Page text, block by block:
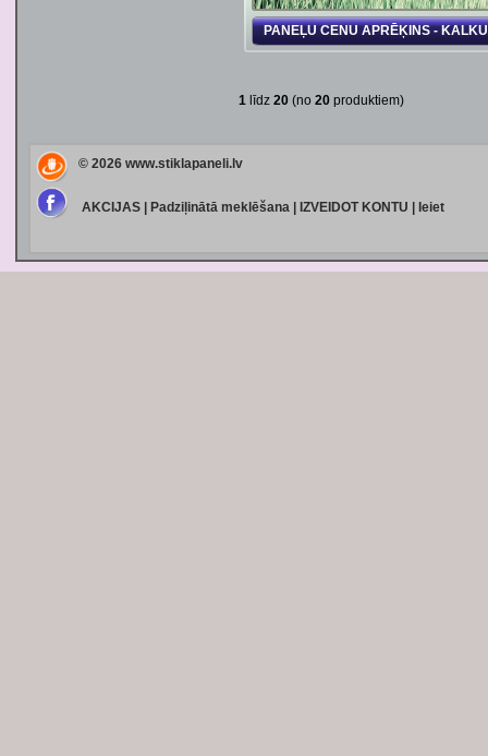
PANEĻU CENU APRĒĶINS -
1 līdz 20 (no 20 produktiem)
© 2026 www.stiklapaneli.lv
AKCIJAS| Padziļinātā meklēšana| IZVEIDOT KONTU Ieiet